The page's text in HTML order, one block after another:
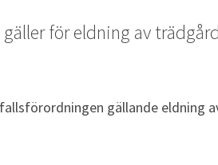
för eldning av
gällande eldning